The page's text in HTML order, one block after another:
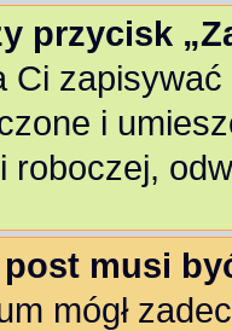
przycisk
Ci
i
roboczej,
musi
mógł